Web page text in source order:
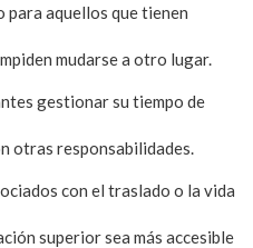
para aquellos que tienen
mudarse a otro lugar.
gestionar su tiempo de
otras responsabilidades.
con el traslado o la vida
superior sea más accesible